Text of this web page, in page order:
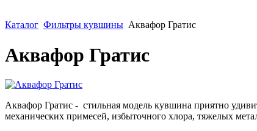
Каталог Фильтры кувшины Аквафор Гратис
Аквафор Гратис
Аквафор Гратис - стильная модель кувшина приятно
механических примесей, избыточного хлора, тяжелых